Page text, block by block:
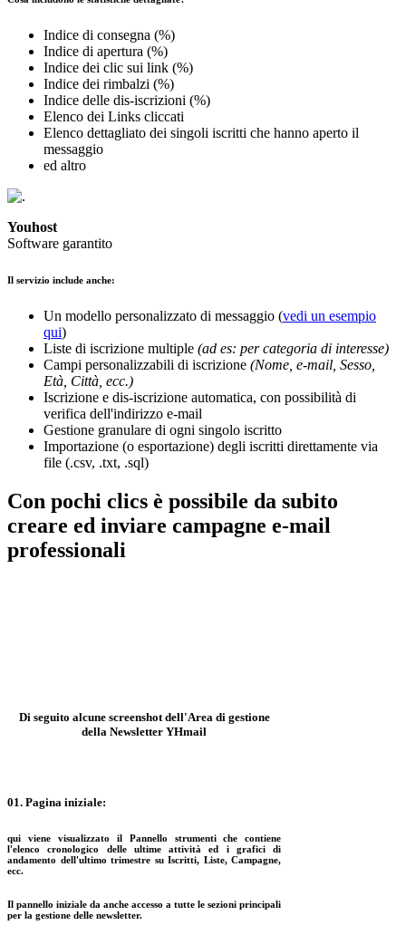
Indice di consegna (%)
Indice di apertura (%)
Indice dei clic sui link (%)
Indice dei rimbalzi (%)
Indice delle dis-iscrizioni (%)
Elenco dei Links cliccati
Elenco dettagliato dei singoli iscritti che hanno aperto il
messaggio
ed altro
Youhost
Software garantito
Il servizio include anche:
Un modello personalizzato di messaggio (vedi un esempio
qui)
Liste di iscrizione multiple (ad es: per categoria di interesse)
Campi personalizzabili di iscrizione (Nome, e-mail, Sesso,
Età, Città, ecc.)
Iscrizione e dis-iscrizione automatica, con possibilità di
verifica dell'indirizzo e-mail
Gestione granulare di ogni singolo iscritto
Importazione (o esportazione) degli iscritti direttamente via
file (.csv, .txt, .sql)
Con pochi clics è possibile da subito
creare ed inviare campagne e-mail
professionali
Di seguito alcune screenshot dell'Area di gestione
della Newsletter YHmail
01. Pagina iniziale:
qui viene visualizzato il Pannello strumenti che contiene
l'elenco cronologico delle ultime attività ed i grafici di
andamento dell'ultimo trimestre su Iscritti, Liste, Campagne,
ecc.
Il pannello iniziale da anche accesso a tutte le sezioni principali
per la gestione delle newsletter.